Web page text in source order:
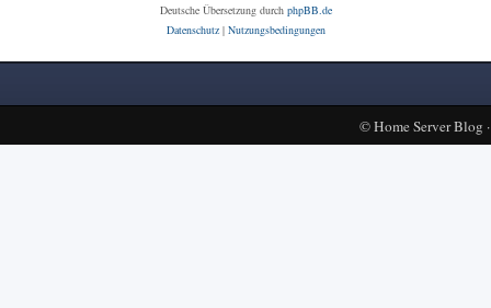
Deutsche Übersetzung durch phpBB.de
Datenschutz| Nutzungsbedingungen
©Home Server Blog